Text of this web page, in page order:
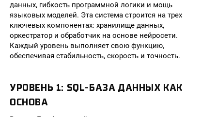
данных, гибкость программной логики и мощь
языковых моделей. Эта система строится на трех
ключевых компонентах: хранилище данных,
оркестратор и обработчик на основе нейросети.
Каждый уровень выполняет свою функцию,
обеспечивая стабильность, скорость и точность.
УРОВЕНЬ 1: SQL-БАЗА ДАННЫХ КАК
ОСНОВА